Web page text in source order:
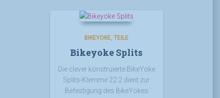
BIKEYOKE TEILE
Bikeyoke Splits
Die clever konstruierte BikeYoke
Splits-Klemme 22.2 dient zur
Befestigung des BikeYokes